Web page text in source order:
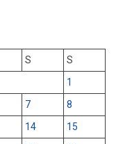
S
S
1
7
8
14
15